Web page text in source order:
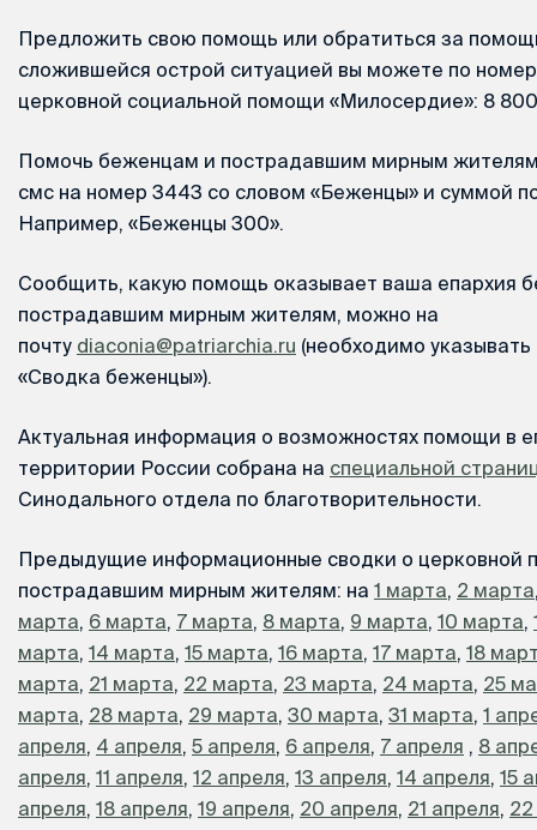
Предложить свою помощь или обратиться за
сложившейся острой ситуацией вы можете по
церковной социальной помощи «Милосердие»: 8
Помочь беженцам и пострадавшим мирным
смс на номер 3443 со словом «Беженцы» и суммой
Например, «Беженцы 300».
Сообщить, какую помощь оказывает ваша епархия
пострадавшим мирным жителям, можно на
почту diaconia@patriarchia.ru (необходимо
«Сводка беженцы»).
Актуальная информация о возможностях помощи в
территории России собрана на специальной
Синодального отдела по благотворительности.
Предыдущие информационные сводки о церковной
пострадавшим мирным жителям: на 1 марта, 2 марта
марта, 6 марта, 7 марта, 8 марта, 9 марта, 10 марта,
марта, 14 марта, 15 марта, 16 марта, 17 марта, 18
марта, 21 марта, 22 марта, 23 марта, 24 марта, 25
марта, 28 марта, 29 марта, 30 марта, 31 марта, 1
апреля, 4 апреля, 5 апреля, 6 апреля, 7 апреля , 8
апреля, 11 апреля, 12 апреля, 13 апреля, 14 апреля, 15
апреля, 18 апреля, 19 апреля, 20 апреля, 21 апреля, 22